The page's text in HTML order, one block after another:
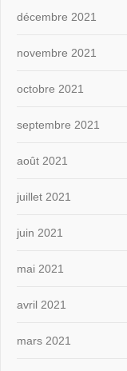
décembre 2021
novembre 2021
octobre 2021
septembre 2021
août 2021
juillet 2021
juin 2021
mai 2021
avril 2021
mars 2021